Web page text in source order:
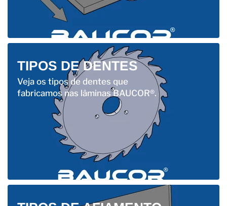
TIPOS DE DENTES
Veja os tipos de dentes que
fabricamos nas lâminas BAUCOR®.